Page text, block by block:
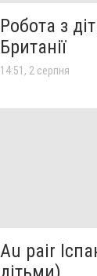
Робота з
Британії
14:51, 2 серпня
Au pair